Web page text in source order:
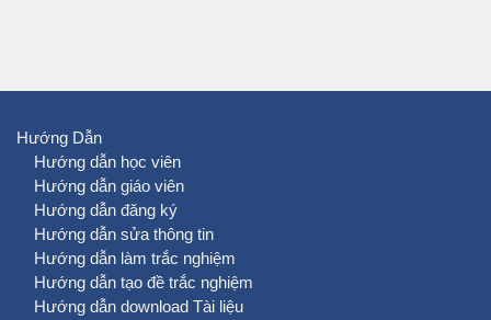
Hướng Dẫn
Hướng dẫn học viên
Hướng dẫn giáo viên
Hướng dẫn đăng ký
Hướng dẫn sửa thông tin
Hướng dẫn làm trắc nghiệm
Hướng dẫn tạo đề trắc nghiệm
Hướng dẫn download Tài liệu